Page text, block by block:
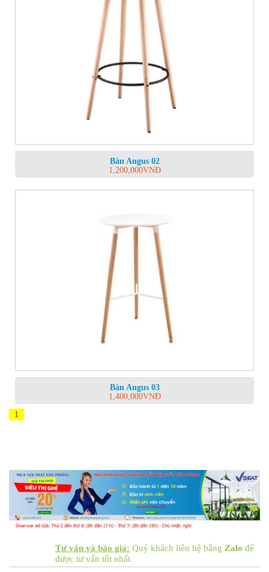
Bàn Angus 02
1,200,000VNĐ
Bàn Angus 03
1,400,000VNĐ
1
Tư vấn và báo giá: Quý khách liên hệ bằng Zalo để
được tư vấn tốt nhất